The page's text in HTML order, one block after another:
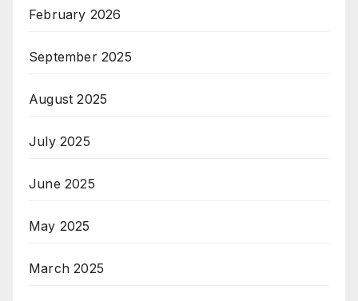
February 2026
September 2025
August 2025
July 2025
June 2025
May 2025
March 2025